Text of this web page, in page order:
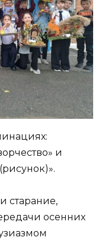
и
старание,
осенних